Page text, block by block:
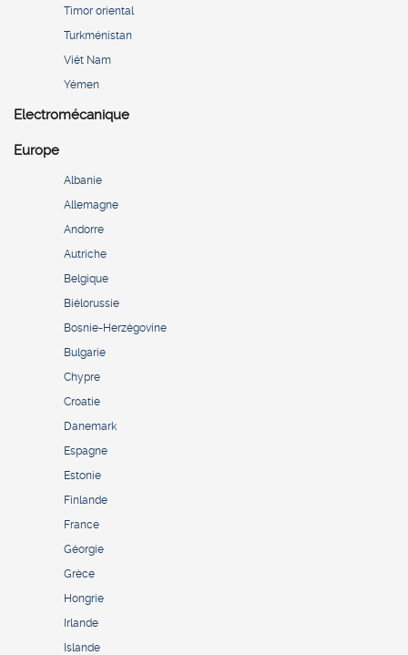
Timor oriental
Turkménistan
Viêt Nam
Yémen
Electromécanique
Europe
Albanie
Allemagne
Andorre
Autriche
Belgique
Biélorussie
Bosnie-Herzégovine
Bulgarie
Chypre
Croatie
Danemark
Espagne
Estonie
Finlande
France
Géorgie
Grèce
Hongrie
Irlande
Islande